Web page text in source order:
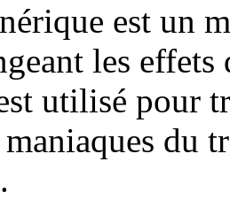
est un
les effets
utilisé pour
du